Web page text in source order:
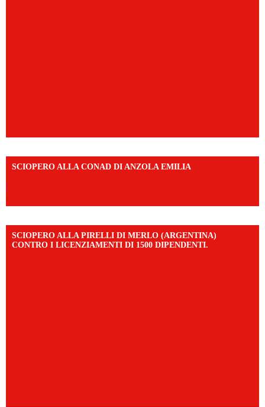
SCIOPERO ALLA CONAD DI ANZOLA EMILIA
SCIOPERO ALLA PIRELLI DI MERLO (ARGENTINA)
CONTRO I LICENZIAMENTI DI 1500 DIPENDENTI.